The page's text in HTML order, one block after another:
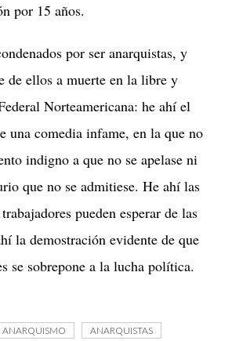
por 15 años.
por ser anarquistas, y
de ellos a muerte en la libre y
Norteamericana: he ahí el
una comedia infame, en la que no
indigno a que no se apelase ni
que no se admitiese. He ahí las
pueden esperar de las
la demostración evidente de que
se sobrepone a la lucha política.
ANARQUISMO ANARQUISTAS